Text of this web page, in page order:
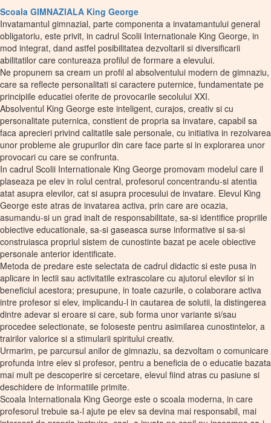
Scoala GIMNAZIALA King George
Invatamantul gimnazial, parte componenta a invatamantului general
obligatoriu, este privit, in cadrul Scolii Internationale King George, in
mod integrat, dand astfel posibilitatea dezvoltarii si diversificarii
abilitatilor care contureaza profilul de formare a elevului.
Ne propunem sa cream un profil al absolventului modern de gimnaziu,
care sa reflecte personalitati si caractere puternice, fundamentate pe
principiile educatiei oferite de provocarile secolului XXI.
Absolventul King George este inteligent, curajos, creativ si cu
personalitate puternica, constient de propria sa invatare, capabil sa
faca aprecieri privind calitatile sale personale, cu initiativa in rezolvarea
unor probleme ale grupurilor din care face parte si in explorarea unor
provocari cu care se confrunta.
In cadrul Scolii Internationale King George promovam modelul care il
plaseaza pe elev in rolul central, profesorul concentrandu-si atentia
atat asupra elevilor, cat si asupra procesului de invatare. Elevul King
George este atras de invatarea activa, prin care are ocazia,
asumandu-si un grad inalt de responsabilitate, sa-si identifice propriile
obiective educationale, sa-si gaseasca surse informative si sa-si
construiasca propriul sistem de cunostinte bazat pe acele obiective
personale anterior identificate.
Metoda de predare este selectata de cadrul didactic si este pusa in
aplicare in lectii sau activitatile extrascolare cu ajutorul elevilor si in
beneficiul acestora; presupune, in toate cazurile, o colaborare activa
intre profesor si elev, implicandu-l in cautarea de solutii, la distingerea
dintre adevar si eroare si care, sub forma unor variante si/sau
procedee selectionate, se foloseste pentru asimilarea cunostintelor, a
trairilor valorice si a stimularii spiritului creativ.
Urmarim, pe parcursul anilor de gimnaziu, sa dezvoltam o comunicare
profunda intre elev si profesor, pentru a beneficia de o educatie bazata
mai mult pe descoperire si cercetare, elevul fiind atras cu pasiune si
deschidere de informatiile primite.
Scoala Internationala King George este o scoala moderna, in care
profesorul trebuie sa-l ajute pe elev sa devina mai responsabil, mai